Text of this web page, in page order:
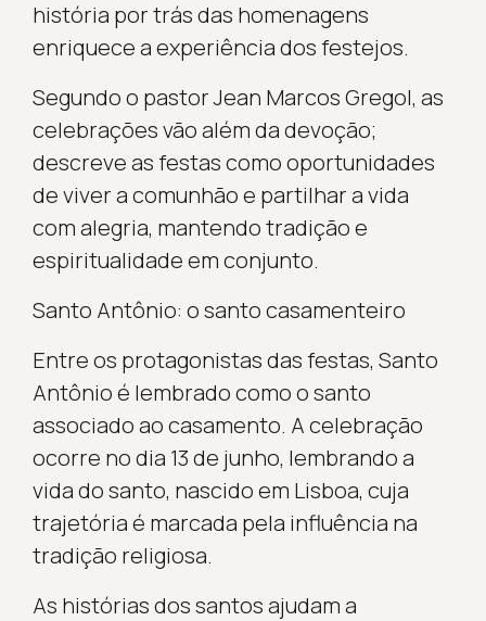
história por trás das homenagens
enriquece a experiência dos festejos.
Segundo o pastor Jean Marcos Gregol, as
celebrações vão além da devoção;
descreve as festas como oportunidades
de viver a comunhão e partilhar a vida
com alegria, mantendo tradição e
espiritualidade em conjunto.
Santo Antônio: o santo casamenteiro
Entre os protagonistas das festas, Santo
Antônio é lembrado como o santo
associado ao casamento. A celebração
ocorre no dia 13 de junho, lembrando a
vida do santo, nascido em Lisboa, cuja
trajetória é marcada pela influência na
tradição religiosa.
As histórias dos santos ajudam a